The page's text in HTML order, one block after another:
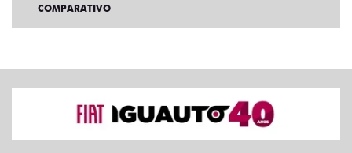
COMPARATIVO